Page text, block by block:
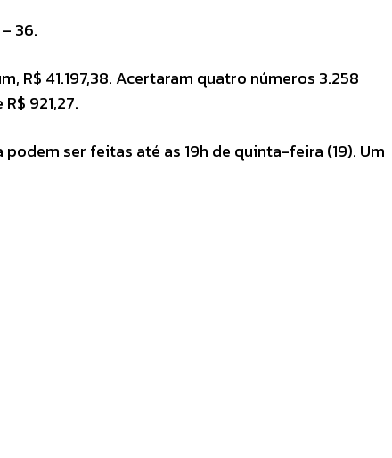
36.
R$ 41.197,38. Acertaram quatro números 3.258
921,27.
ser feitas até as 19h de quinta-feira (19). Um